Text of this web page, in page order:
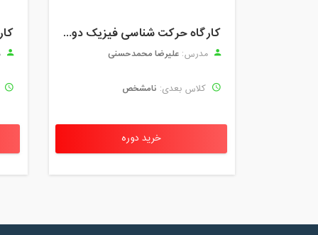
کارگاه حرکت شناسی فیزیک دوازدهم | Take Off
مدرس: علیرضا محمدحسنی
کلاس بعدی: نامشخص
خرید دوره